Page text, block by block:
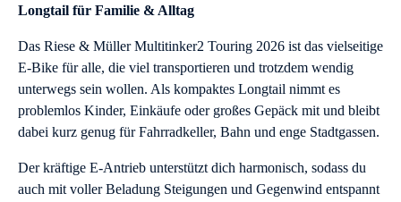
Longtail für Familie & Alltag
Das Riese & Müller Multitinker2 Touring 2026 ist das vielseitige
E-Bike für alle, die viel transportieren und trotzdem wendig
unterwegs sein wollen. Als kompaktes Longtail nimmt es
problemlos Kinder, Einkäufe oder großes Gepäck mit und bleibt
dabei kurz genug für Fahrradkeller, Bahn und enge Stadtgassen.
Der kräftige E-Antrieb unterstützt dich harmonisch, sodass du
auch mit voller Beladung Steigungen und Gegenwind entspannt